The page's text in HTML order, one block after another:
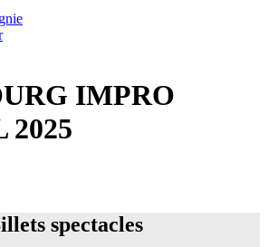
IMPRO
2025
spectacles